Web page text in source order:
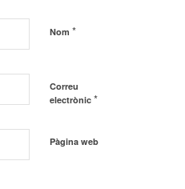
Nom *
Correu
electrònic *
Pàgina web